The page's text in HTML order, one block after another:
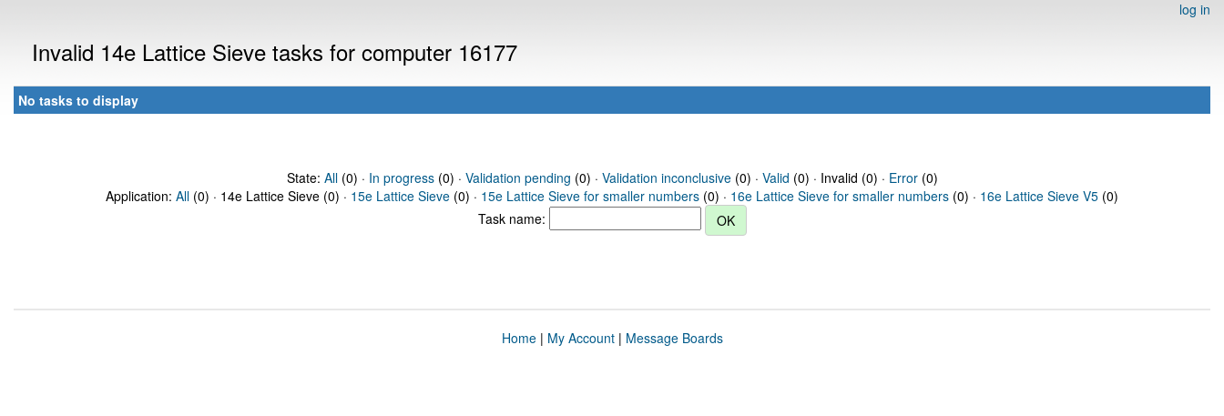
log in
Invalid 14e Lattice Sieve tasks for computer 16177
No tasks to display
State: All(0) · In progress(0) · Validation pending (0) · Validation inconclusive(0) · Valid (0) · Invalid (0) · Error(0)
Application: All (0) · 14e Lattice Sieve (0) · 15e Lattice Sieve (0) · 15e Lattice Sieve for smaller numbers (0) · 16e Lattice Sieve for smaller numbers (0) · 16e Lattice Sieve V5 (0)
Task name:
Home| My Account| Message Boards